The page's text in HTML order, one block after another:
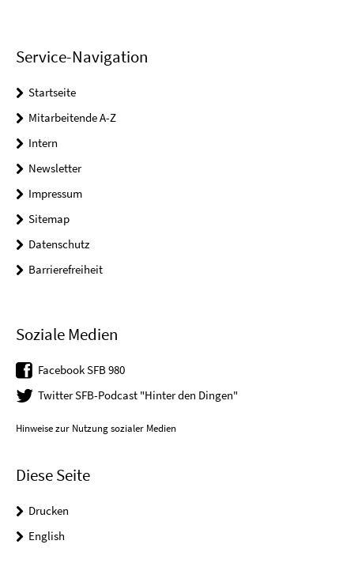
Service-Navigation
Startseite
Mitarbeitende A-Z
Intern
Newsletter
Impressum
Sitemap
Datenschutz
Barrierefreiheit
Soziale Medien
Facebook SFB 980
Twitter SFB-Podcast "Hinter den Dingen"
Hinweise zur Nutzung sozialer Medien
Diese Seite
Drucken
English